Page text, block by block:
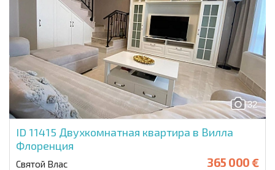
32
ID 11415 Двухкомнатная квартира в Вилла
Флоренция
Святой Влас 365 000 €